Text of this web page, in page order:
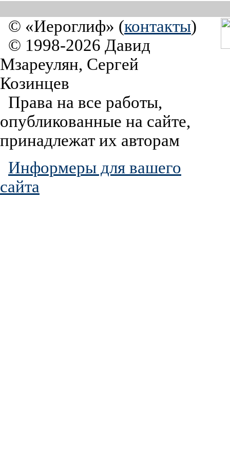
© «Иероглиф» (контакты)
© 1998-2026 Давид
Мзареулян, Сергей
Козинцев
Права на все работы,
опубликованные на сайте,
принадлежат их авторам
Информеры для вашего
сайта